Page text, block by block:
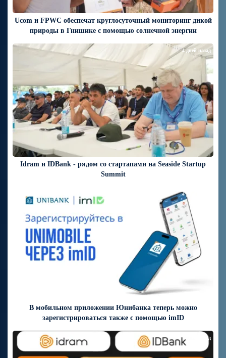
Ucom и FPWC обеспечат круглосуточный мониторинг дикой
природы в Гнишике с помощью солнечной энергии
Idram и IDBank - рядом со стартапами на Seaside Startup
Summit
4 дней назад
В мобильном приложении Юнибанка теперь можно
зарегистрироваться также с помощью imID
4 дней назад
7 дней назад